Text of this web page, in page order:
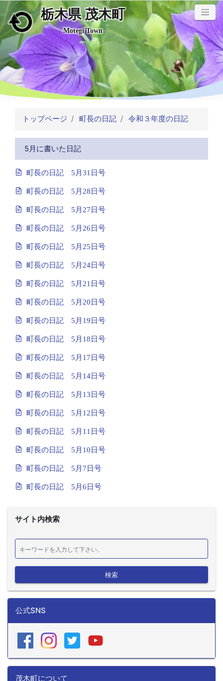
メインコンテンツにスキップ
栃木県 茂木町
Motegi Town
トップページ 町長の日記 令和３年度の日記
5月に書いた日記
町長の日記 5月31日号
町長の日記 5月28日号
町長の日記 5月27日号
町長の日記 5月26日号
町長の日記 5月25日号
町長の日記 5月24日号
町長の日記 5月21日号
町長の日記 5月20日号
町長の日記 5月19日号
町長の日記 5月18日号
町長の日記 5月17日号
町長の日記 5月14日号
町長の日記 5月13日号
町長の日記 5月12日号
町長の日記 5月11日号
町長の日記 5月10日号
町長の日記 5月7日号
町長の日記 5月6日号
サイト内検索
検索
公式SNS
茂木町について